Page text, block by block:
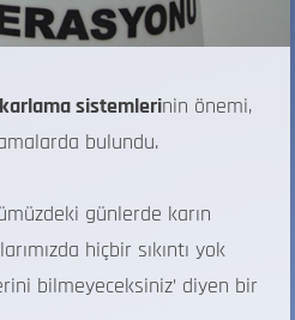
sistemlerinin önemi,
bulundu.
günlerde karın
hiçbir sıkıntı yok
bilmeyeceksiniz’ diyen bir